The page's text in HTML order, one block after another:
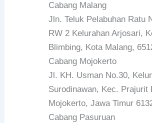
Cabang Malang
Jln. Teluk Pelabuhan Ratu
RW 2 Kelurahan Arjosari,
Blimbing, Kota Malang,
Cabang Mojokerto
Jl. KH. Usman No.30,
Surodinawan, Kec. Prajurit
Mojokerto, Jawa Timur
Cabang Pasuruan